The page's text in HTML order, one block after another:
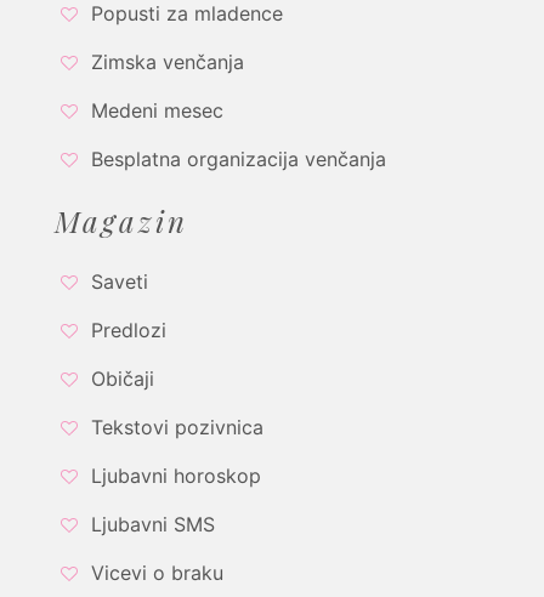
Popusti za mladence
Zimska venčanja
Medeni mesec
Besplatna organizacija venčanja
Magazin
Saveti
Predlozi
Običaji
Tekstovi pozivnica
Ljubavni horoskop
Ljubavni SMS
Vicevi o braku